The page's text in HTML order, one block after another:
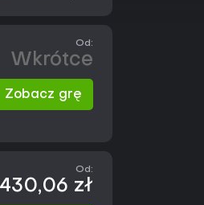
Od:
Wkrótce
Zobacz grę
Od:
430,06 zł